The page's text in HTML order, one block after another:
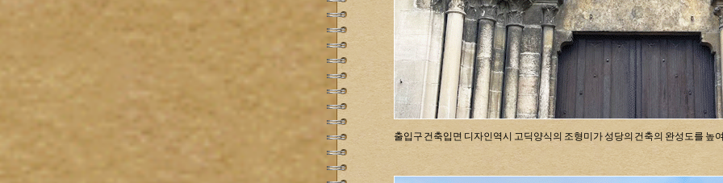
출입구 건축입면 디자인역시 고딕양식의 조형미가 성당의 건축의 완성도를 높